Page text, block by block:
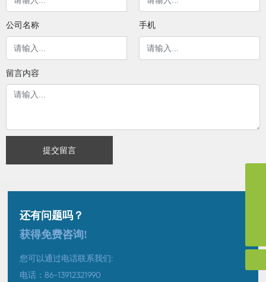
公司名称 手机
留言内容
提交留言
还有问题吗？
获得免费咨询!
您可以通过电话联系我们:
电话：86-13912321990
13912321990